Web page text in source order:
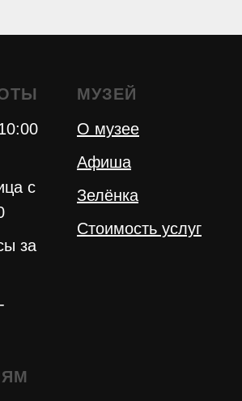
с
за
МУЗЕЙ
О музее
Афиша
Зелёнка
Стоимость услуг